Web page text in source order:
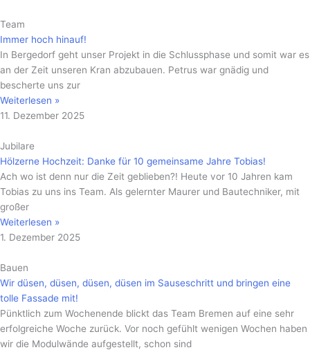
Team
Immer hoch hinauf!
In Bergedorf geht unser Projekt in die Schlussphase und somit war es
an der Zeit unseren Kran abzubauen. Petrus war gnädig und
bescherte uns zur
Weiterlesen »
11. Dezember 2025
Jubilare
Hölzerne Hochzeit: Danke für 10 gemeinsame Jahre Tobias!
Ach wo ist denn nur die Zeit geblieben?! Heute vor 10 Jahren kam
Tobias zu uns ins Team. Als gelernter Maurer und Bautechniker, mit
großer
Weiterlesen »
1. Dezember 2025
Bauen
Wir düsen, düsen, düsen, düsen im Sauseschritt und bringen eine
tolle Fassade mit!
Pünktlich zum Wochenende blickt das Team Bremen auf eine sehr
erfolgreiche Woche zurück. Vor noch gefühlt wenigen Wochen haben
wir die Modulwände aufgestellt, schon sind